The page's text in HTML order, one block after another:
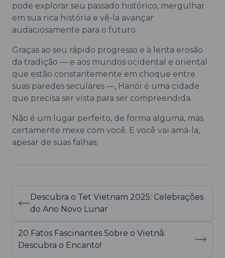
pode explorar seu passado histórico, mergulhar
em sua rica história e vê-la avançar
audaciosamente para o futuro.
Graças ao seu rápido progresso e à lenta erosão
da tradição — e aos mundos ocidental e oriental
que estão constantemente em choque entre
suas paredes seculares —, Hanói é uma cidade
que precisa ser vista para ser compreendida.
Não é um lugar perfeito, de forma alguma, mas
certamente mexe com você. E você vai amá-la,
apesar de suas falhas.
Descubra o Tet Vietnam 2025: Celebrações
do Ano Novo Lunar
20 Fatos Fascinantes Sobre o Vietnã:
Descubra o Encanto!